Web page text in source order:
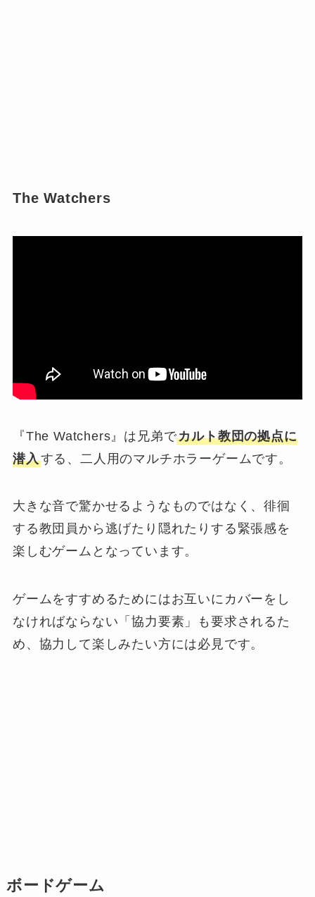
The Watchers
『The Watchers』は 兄弟でカルト教団の拠点に
潜入する、二人用のマルチホラーゲームです。
大きな音で驚かせるようなものではなく、徘徊
する教団員から逃げたり隠れたりする緊張感を
楽しむゲームとなっています。
ゲームをすすめるためにはお互いにカバーをし
なければならない「協力要素」も要求されるた
め、協力して楽しみたい方には必見です。
ボードゲーム